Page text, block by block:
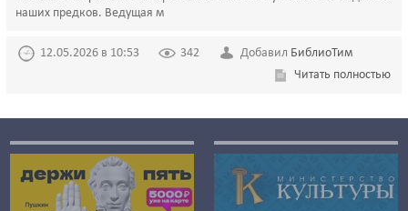
наших предков. Ведущая м
12.05.2026 в 10:53 342 Добавил БиблиоТим
Читать полностью